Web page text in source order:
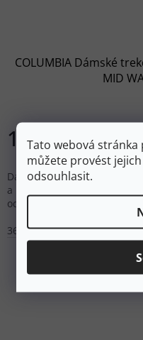
Tato webová
můžete provést
odsouhlasit.
COLUMBIA Dámské
MID
1 258 Kč
Dámské trekové boty s
a protiskluzovou Adapt Trax
odolnost a dlouhou životnost.
36
36,5 37,5